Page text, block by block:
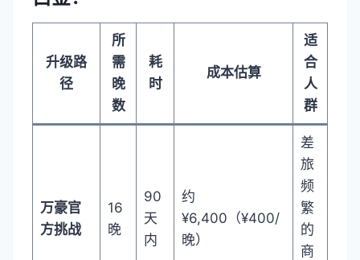
升级路
径
所
需
晚
数
耗
时
成本估算
适
合
人
群
万豪官
方挑战
16
晚
90
天
内
约
¥6,400（¥400/
晚）
差
旅
频
繁
的
商